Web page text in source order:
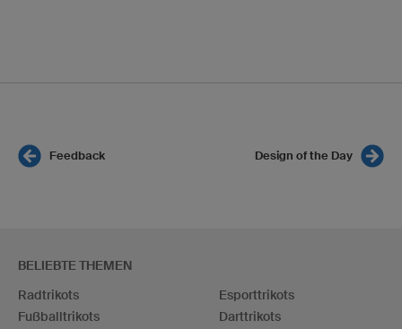
Feedback Design of the Day
BELIEBTE THEMEN
Radtrikots
Fußballtrikots
Esporttrikots
Darttrikots